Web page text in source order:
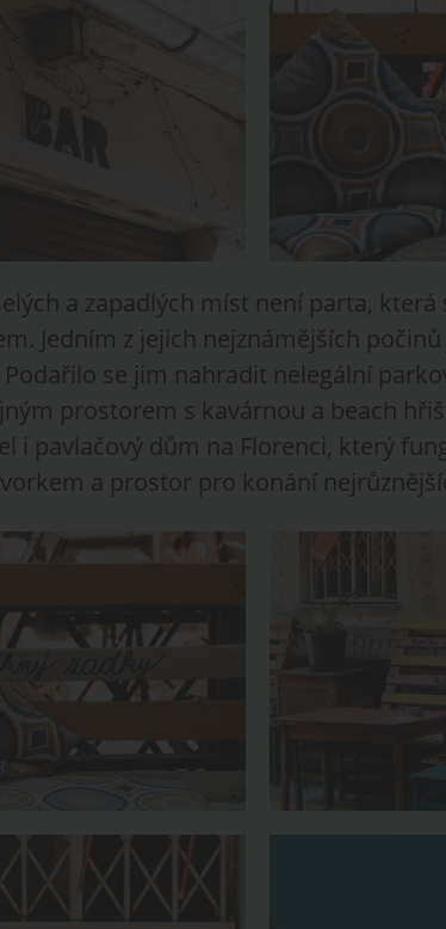
a zapadlých míst není parta, která
Jedním z jejich nejznámějších
se jim nahradit nelegální
prostorem s kavárnou a beach
i pavlačový dům na Florenci, který
a prostor pro konání